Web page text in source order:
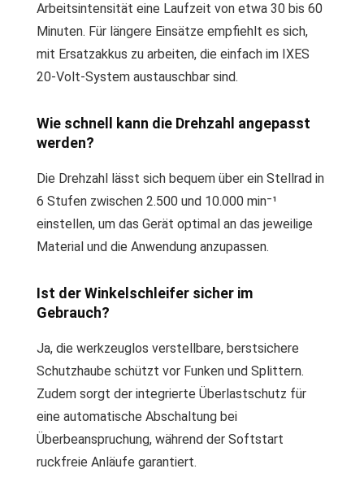
Arbeitsintensität eine Laufzeit von etwa 30 bis 60
Minuten. Für längere Einsätze empfiehlt es sich,
mit Ersatzakkus zu arbeiten, die einfach im IXES
20-Volt-System austauschbar sind.
Wie schnell kann die Drehzahl angepasst
werden?
Die Drehzahl lässt sich bequem über ein Stellrad in
6 Stufen zwischen 2.500 und 10.000 min⁻¹
einstellen, um das Gerät optimal an das jeweilige
Material und die Anwendung anzupassen.
Ist der Winkelschleifer sicher im
Gebrauch?
Ja, die werkzeuglos verstellbare, berstsichere
Schutzhaube schützt vor Funken und Splittern.
Zudem sorgt der integrierte Überlastschutz für
eine automatische Abschaltung bei
Überbeanspruchung, während der Softstart
ruckfreie Anläufe garantiert.